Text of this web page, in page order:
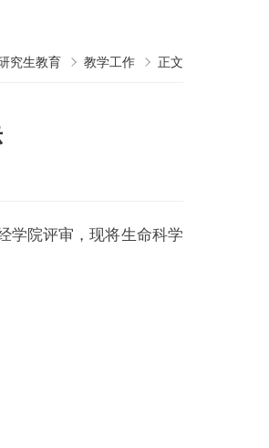
究生教育 教学工作 正文
学院评审，现将生命科学